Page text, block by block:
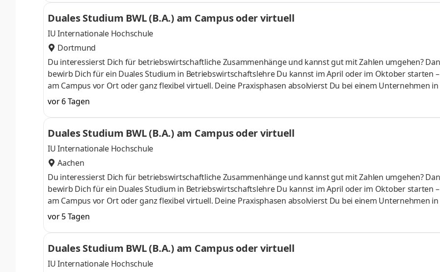
mit­gestalten. Klingt gut? Lerne uns als verlässlichen Arbeitgeber kennen und finde deinen Platz bei uns.
Du kannst dich nicht zwischen Au
Duales Studium BWL (B.A.) am Campus oder virtuell
IU Internationale Hochschule
Dortmund
Du interessierst Dich für betriebswirtschaftliche Zusammenhänge und kannst gut mit Zahlen umgehen?
bewirb Dich für ein Duales Studium in Betriebswirtschaftslehre Du kannst im April oder im Oktober starten
am Campus vor Ort oder ganz flexibel virtuell. Deine Praxisphasen absolvierst Du bei einem Unternehmen
Nähe. Ab dem 3. Semester belegst Du eine von fünf Spezialisierungsmöglichkeiten – und kannst Dich so noch
gezielter auf Deinen Traumjob vorbereiten: Accounting &
ControllingSteuerberatungSozialmanagementHandelsmanagementLogistikmanagement Aufgaben Du
Studium ohne Numerus clausus oder Aufnahmeprüfung startenDu absolvierst ein staatlich anerkanntes
vor 6 Tagen
Duales Studium BWL (B.A.) am Campus oder virtuell
IU Internationale Hochschule
Aachen
Du interessierst Dich für betriebswirtschaftliche Zusammenhänge und kannst gut mit Zahlen umgehen?
bewirb Dich für ein Duales Studium in Betriebswirtschaftslehre Du kannst im April oder im Oktober starten
am Campus vor Ort oder ganz flexibel virtuell. Deine Praxisphasen absolvierst Du bei einem Unternehmen
Nähe. Ab dem 3. Semester belegst Du eine von fünf Spezialisierungsmöglichkeiten – und kannst Dich so noch
gezielter auf Deinen Traumjob vorbereiten: Accounting &
ControllingSteuerberatungSozialmanagementHandelsmanagementLogistikmanagement Aufgaben Du
Studium ohne Numerus clausus oder Aufnahmeprüfung startenDu absolvierst ein staatlich anerkanntes
vor 5 Tagen
Duales Studium BWL (B.A.) am Campus oder virtuell
IU Internationale Hochschule